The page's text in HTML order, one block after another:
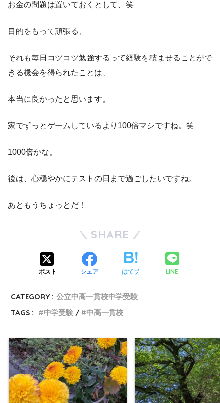
お金の問題は置いておくとして、笑
目的をもって頑張る、
それも毎日コツコツ勉強するって経験を積ませることがで
きる機会を得られたことは、
本当に良かったと思います。
家でずっとゲームしているより100倍マシですね。笑
1000倍かな。
後は、心穏やかにテストの日まで過ごしたいですね。
あともうちょっとだ！
SHARE
ポスト シェア はてブ LINE
CATEGORY : 公立中高一貫校中学受験
TAGS :
中学受験 中高一貫校